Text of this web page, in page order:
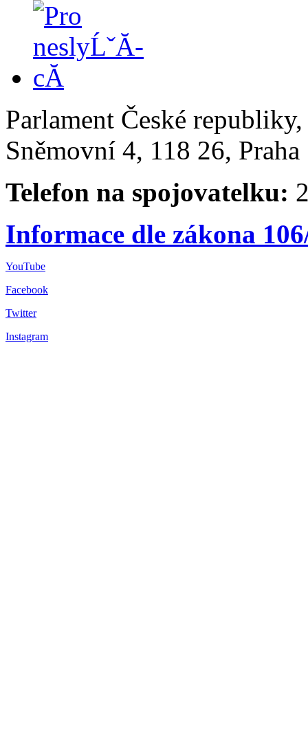
Parlament České
Sněmovní 4, 118 26,
Telefon na spojovatelku:
Informace dle zákona
YouTube
Facebook
Twitter
Instagram